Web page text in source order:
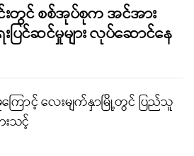
င်းတွင် စစ်အုပ်စုက အင်အား
ပြင်ဆင်မှုများ လုပ်ဆောင်နေ
ြောင့် လေးမျက်နှာမြို့တွင် ပြည်သူ
းသင့်